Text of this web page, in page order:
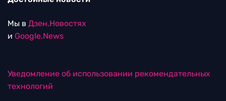
Мы в Дзен.Новостях
и Google.News
Уведомление об использовании рекомендательных
технологий